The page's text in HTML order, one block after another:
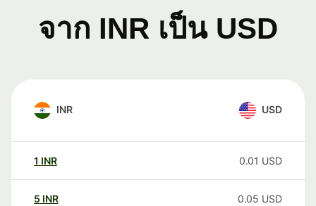
จาก INR เป็น USD
INR USD
1 INR 0.01 USD
5 INR 0.05 USD